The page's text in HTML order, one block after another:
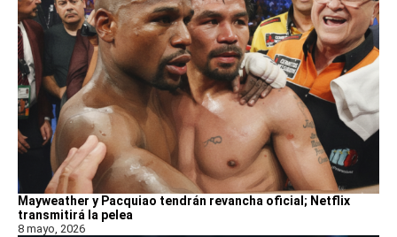
Mayweather y Pacquiao tendrán revancha oficial; Netflix
transmitirá la pelea
8 mayo, 2026